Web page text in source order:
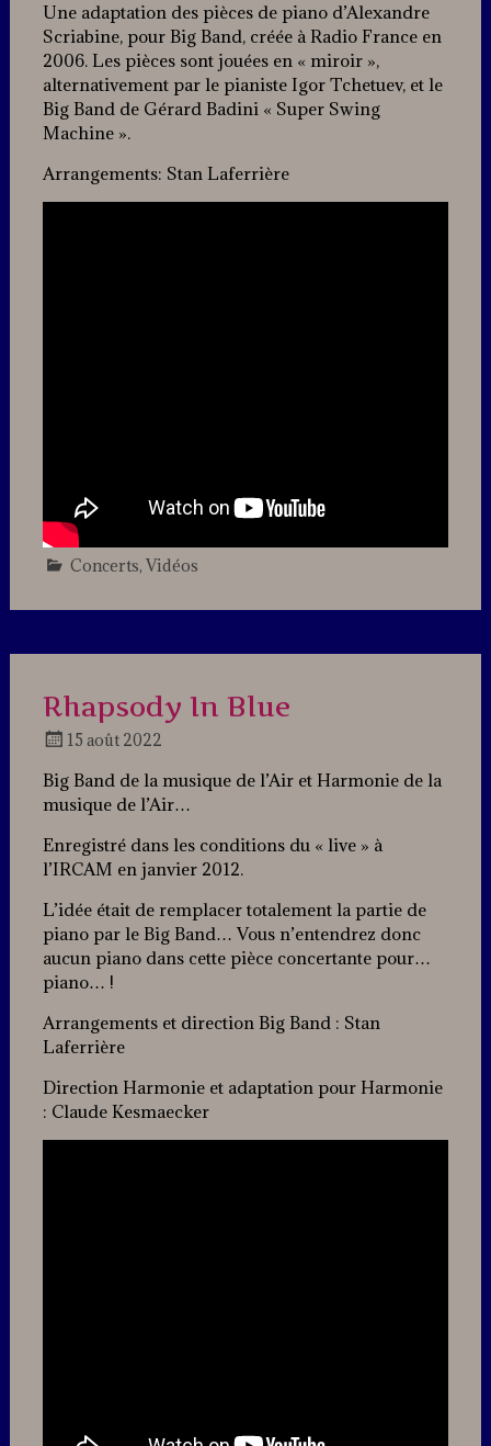
Jazz
Une adaptation des pièces de piano d’Alexandre
Scriabine, pour Big Band, créée à Radio France en
2006. Les pièces sont jouées en « miroir »,
alternativement par le pianiste Igor Tchetuev, et le
Big Band de Gérard Badini « Super Swing
Machine ».
Arrangements: Stan Laferrière
Concerts, Vidéos
a
Rhapsody In Blue
15 août 2022
Jazz
Big Band de la musique de l’Air et Harmonie de la
musique de l’Air…
Enregistré dans les conditions du « live » à
l’IRCAM en janvier 2012.
L’idée était de remplacer totalement la partie de
piano par le Big Band… Vous n’entendrez donc
aucun piano dans cette pièce concertante pour…
piano… !
Arrangements et direction Big Band : Stan
Laferrière
Direction Harmonie et adaptation pour Harmonie
: Claude Kesmaecker